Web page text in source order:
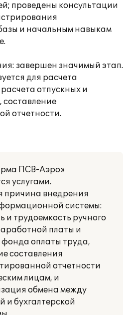
проведены консультации
и начальным навыкам
завершен значимый этап.
для расчета
отпускных и
составление
отчетности.
ПСВ-Аэро»
услугами.
причина внедрения
системы:
и трудоемкость ручного
платы и
фонда оплаты труда,
составления
отчетности
лицам, и
обмена между
и бухгалтерской